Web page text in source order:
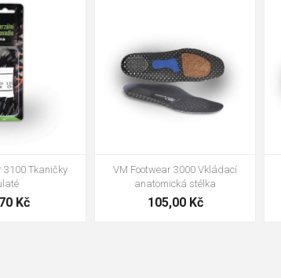
3100 Tkaničky
Kč
VM Footwear 3000 Vkládací
anatomická stélka
105,00 Kč